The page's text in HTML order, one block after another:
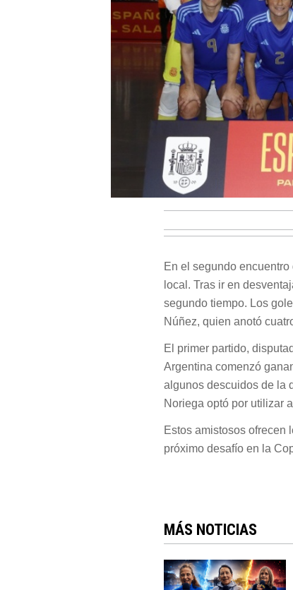
En el segundo
local. Tras ir en
segundo tiempo. Los
Núñez, quien anotó
El primer partido,
Argentina comenzó
algunos descuidos de la
Noriega optó por utilizar
Estos amistosos ofrecen
próximo desafío en la
MÁS NOTICIAS